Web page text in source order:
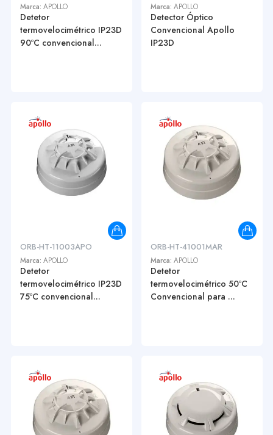
Marca: APOLLO
Detetor
termovelocimétrico IP23D
90ºC convencional...
Marca: APOLLO
Detector Óptico
Convencional Apollo
IP23D
ORB-HT-11003APO
Marca: APOLLO
Detetor
termovelocimétrico IP23D
75ºC convencional...
ORB-HT-41001MAR
Marca: APOLLO
Detetor
termovelocimétrico 50ºC
Convencional para ...